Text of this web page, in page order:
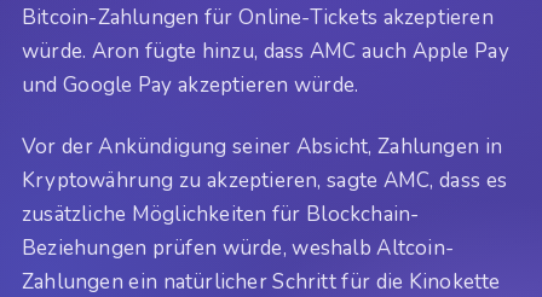
Bitcoin-Zahlungen für Online-Tickets akzeptieren
würde. Aron fügte hinzu, dass AMC auch Apple Pay
und Google Pay akzeptieren würde.
Vor der Ankündigung seiner Absicht, Zahlungen in
Kryptowährung zu akzeptieren, sagte AMC, dass es
zusätzliche Möglichkeiten für Blockchain-
Beziehungen prüfen würde, weshalb Altcoin-
Zahlungen ein natürlicher Schritt für die Kinokette